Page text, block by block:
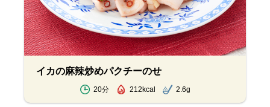
イカの麻辣炒めパクチーのせ
20分 212kcal 2.6g